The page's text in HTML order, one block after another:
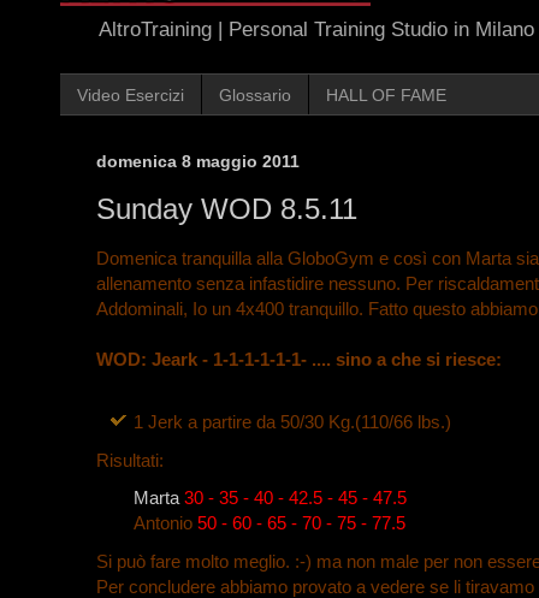
AltroTraining | Personal Training Studio in Milano
Video Esercizi Glossario HALL OF FAME
domenica 8 maggio 2011
Sunday WOD 8.5.11
Domenica tranquilla alla GloboGym e così con Marta
allenamento senza infastidire nessuno. Per
Addominali, Io un 4x400 tranquillo. Fatto questo
WOD: Jeark - 1-1-1-1-1-1- .... sino a che si riesce:
1 Jerk a partire da 50/30 Kg.(110/66 lbs.)
Risultati:
Marta 30 - 35 - 40 - 42.5 - 45 - 47.5
Antonio 50 - 60 - 65 - 70 - 75 - 77.5
Si può fare molto meglio. :-) ma non male per non
Per concludere abbiamo provato a vedere se li